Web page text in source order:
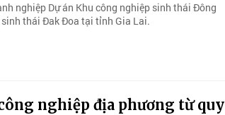
nghiệp Dự án Khu công nghiệp sinh thái Đông
sinh thái Đak Đoa tại tỉnh Gia Lai.
nghiệp địa phương từ quy